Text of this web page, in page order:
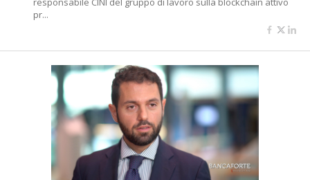
pr...